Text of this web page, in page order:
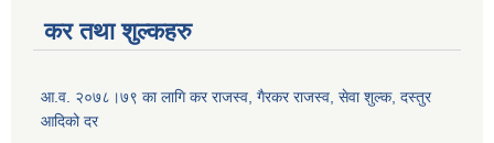
कर तथा शुल्कहरु
आ‍.व. २०७८।७९ का लागि कर राजस्व, गैरकर राजस्व, सेवा शुल्क, दस्तुर
आदिको दर